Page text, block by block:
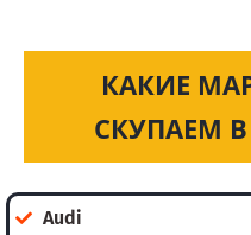
КАКИЕ
СКУПАЕМ
Audi